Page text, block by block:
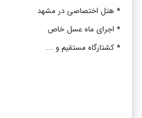
* هتل اختصاصی در مشهد
* اجرای ماه عسل خاص
*کشتارگاه مستقیم و ...